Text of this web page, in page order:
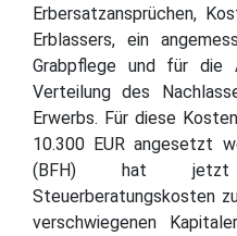
Erbersatzansprüchen,
Erblassers, ein
Grabpflege und für die
Verteilung des
Erwerbs. Für diese
10.300 EUR angesetzt
(BFH) hat jetzt
Steuerberatungskosten
verschwiegenen